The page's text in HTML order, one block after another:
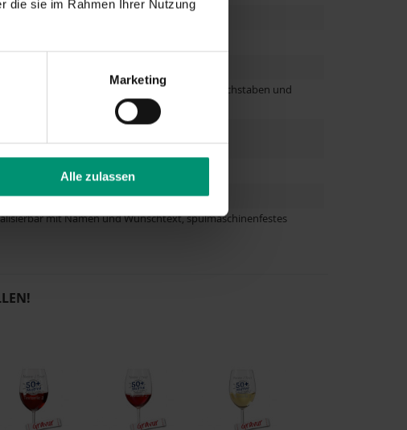
die sie im Rahmen Ihrer Nutzung
Marketing
Alle zulassen
je nach gewählter Schriftart, Anzahl Buchstaben und
mit Namen und Wunschtext, spülmaschinenfestes